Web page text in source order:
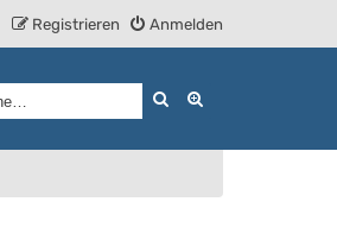
Anmelden
Registrieren
Suche